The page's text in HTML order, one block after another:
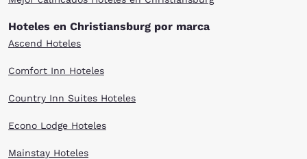
After an adventure-packed day, there are several Christiansburg, VA
hotels to meet your needs. Whether your travel budget is large or small,
Hoteles en Christiansburg por marca
Ascend Hoteles
Comfort Inn Hoteles
Country Inn Suites Hoteles
Econo Lodge Hoteles
Mainstay Hoteles